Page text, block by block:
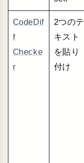
CodeDif
f
Checke
r
2つのテ
キスト
を貼り
付け